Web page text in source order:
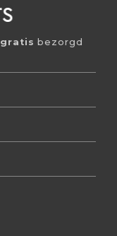
gratis bezorgd